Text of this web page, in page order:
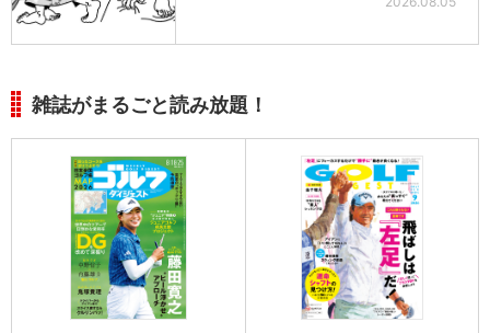
雑誌がまるごと読み放題！